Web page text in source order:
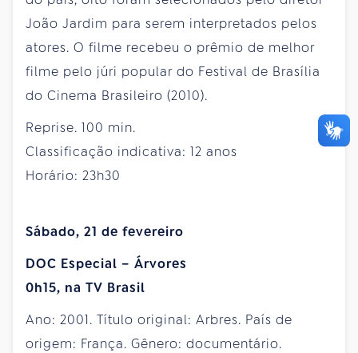
João Jardim para serem interpretados pelos
atores. O filme recebeu o prêmio de melhor
filme pelo júri popular do Festival de Brasília
do Cinema Brasileiro (2010).
Reprise. 100 min.
Classificação indicativa: 12 anos
Horário: 23h30
Sábado, 21 de fevereiro
DOC Especial – Árvores
0h15, na TV Brasil
Ano: 2001. Título original: Arbres. País de
origem: França. Gênero: documentário.